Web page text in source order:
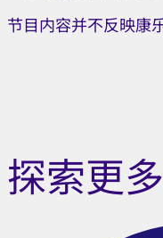
节目内容并不反映康
探索更